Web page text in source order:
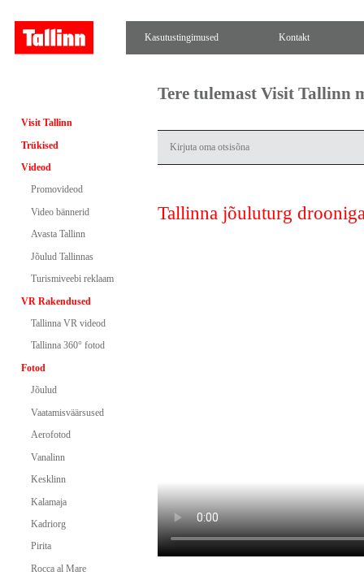
Kasutustingimused Kontakt
Visit Tallinn
Trükised
Videod
Promovideod
Video bännerid
Avasta Tallinn
Jõulud Tallinnas
Turismiveebi reklaam
VR Rakendused
Tallinna VR videod
Tallinna 360° fotod
Fotod
Jõulud
Vaatamisväärsused
Aerofotod
Vanalinn
Kesklinn
Kalamaja
Kadriorg
Pirita
Rocca al Mare
Tere tulemast Visit Tallinn
Tallinna jõuluturg